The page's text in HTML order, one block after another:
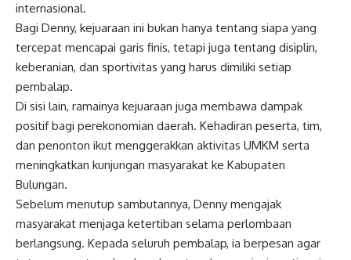
internasional.
Bagi Denny, kejuaraan ini bukan hanya tentang siapa yang
tercepat mencapai garis finis, tetapi juga tentang disiplin,
keberanian, dan sportivitas yang harus dimiliki setiap
pembalap.
Di sisi lain, ramainya kejuaraan juga membawa dampak
positif bagi perekonomian daerah. Kehadiran peserta, tim,
dan penonton ikut menggerakkan aktivitas UMKM serta
meningkatkan kunjungan masyarakat ke Kabupaten
Bulungan.
Sebelum menutup sambutannya, Denny mengajak
masyarakat menjaga ketertiban selama perlombaan
berlangsung. Kepada seluruh pembalap, ia berpesan agar